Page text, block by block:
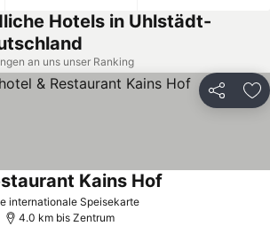
Hotels in Uhlstädt-
an uns unser Ranking
Teilen
internationale SpeisekartePreise sehen
Kains Hof
4.0 km bis Zentrum